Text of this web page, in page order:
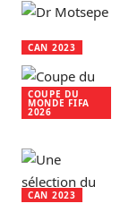
CAN 2023
COUPE DU
MONDE FIFA
2026
CAN 2023